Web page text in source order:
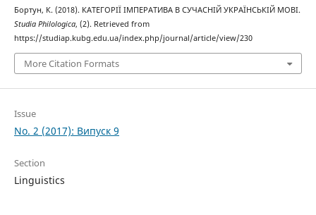
Бортун, К. (2018). КАТЕГОРІЇ ІМПЕРАТИВА В СУЧАСНІЙ УКРАЇНСЬКІЙ МОВІ.
Studia Philologica, (2). Retrieved from
https://studiap.kubg.edu.ua/index.php/journal/article/view/230
More Citation Formats
Issue
No. 2 (2017): Випуск 9
Section
Linguistics